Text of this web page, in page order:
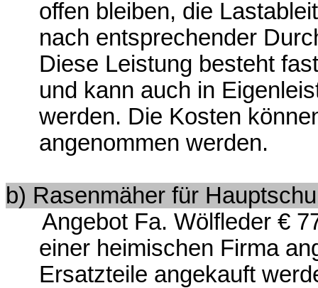
offen bleiben, die
nach entsprechender
Diese Leistung besteht
und kann auch in
werden. Die Kosten
angenommen werden.
b) Rasenmäher für
Angebot Fa. Wölfleder €
einer heimischen Firma
Ersatzteile angekauft